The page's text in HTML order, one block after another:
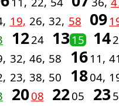
19 26 32 58 09
1224 1315 14
32 46 58 16 11 41
23 38 50 1804
2008 2205 23